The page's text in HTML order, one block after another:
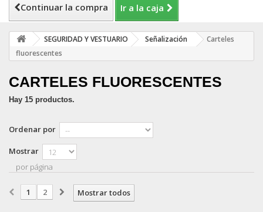
Continuar la compra Ir a la caja
SEGURIDAD Y VESTUARIO Señalización
Carteles
fluorescentes
CARTELES FLUORESCENTES
Hay 15 productos.
Ordenar por
Mostrar
por página
Mostrar todos
1 2